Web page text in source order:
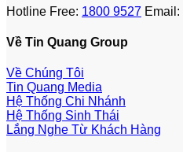
Hotline Free: 1800 9527 Email:
Về Tin Quang Group
Về Chúng Tôi
Tin Quang Media
Hệ Thống Chi Nhánh
Hệ Thống Sinh Thái
Lắng Nghe Từ Khách Hàng